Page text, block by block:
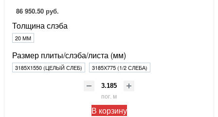
86 950.50 руб.
Толщина слэба
20 ММ
Размер плиты/слэба/листа (мм)
3185Х1550 (ЦЕЛЫЙ СЛЕБ) 3185Х775 (1/2 СЛЕБА)
пог. м
В корзину